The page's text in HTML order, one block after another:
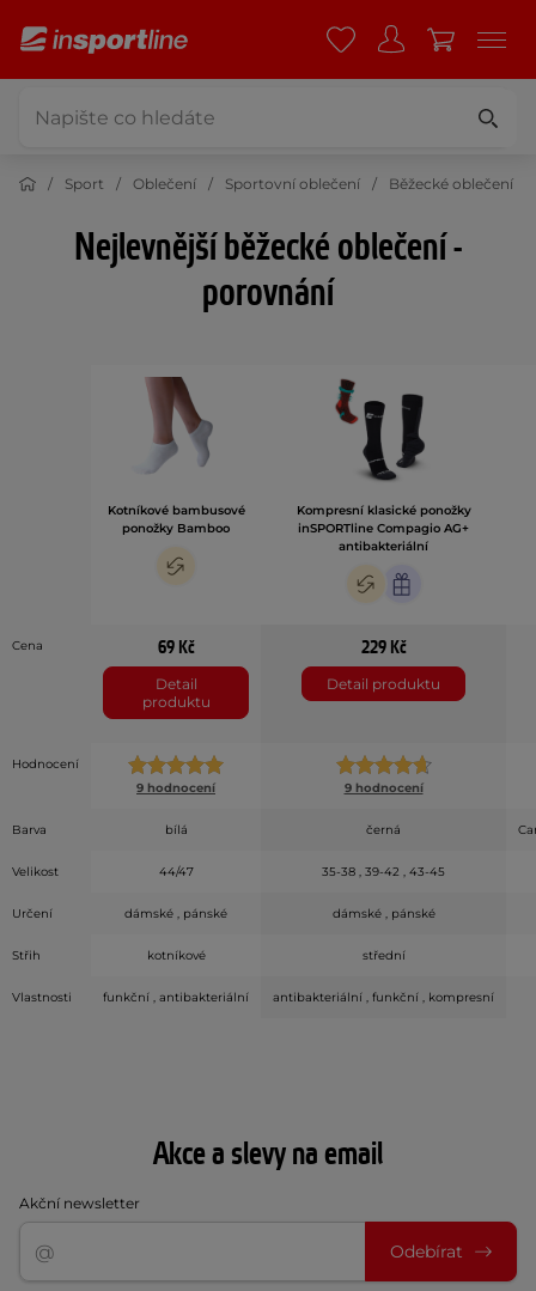
Sport Oblečení Sportovní oblečení Běžecké oblečení
Nejlevnější běžecké oblečení -
porovnání
Kotníkové bambusové
ponožky Bamboo
Kompresní klasické ponožky
inSPORTline Compagio AG+
antibakteriální
Cena 69 Kč
Detail
produktu
229 Kč
Detail produktu
Hodnocení
9 hodnocení
9 hodnocení
Barva bílá černá
Velikost 44/47 35-38 , 39-42 , 43-45
Určení dámské , pánské dámské , pánské
Střih kotníkové střední
Vlastnosti funkční , antibakteriální antibakteriální , funkční , kompresní
Akce a slevy na email
Akční newsletter
Odebírat